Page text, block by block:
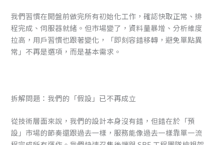
我們習慣在開盤前做完所有初始化工作，確認快取正常、排
程完成、伺服器就緒。但市場變了，資料量暴增、分析維度
拉高，用戶習慣也跟著變化，「即刻容錯移轉，避免單點異
常」不再是選項，而是基本需求。
拆解問題：我們的「假設」已不再成立
從技術層面來說，我們的設計本身沒有錯，但錯在於「預
設」市場的節奏還跟過去一樣，服務能像過去一樣靠單一流